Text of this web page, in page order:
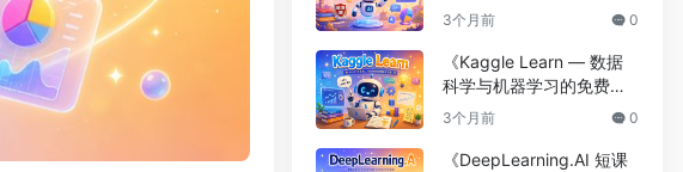
哈佛出品的免费 AI 入门
3个月前 0
《Kaggle Learn — 数据
科学与机器学习的免费微
课程合集》
3个月前 0
《DeepLearning.AI 短课